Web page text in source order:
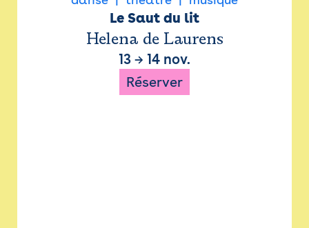
Le Saut du lit
Helena de Laurens
13 → 14 nov.
Réserver